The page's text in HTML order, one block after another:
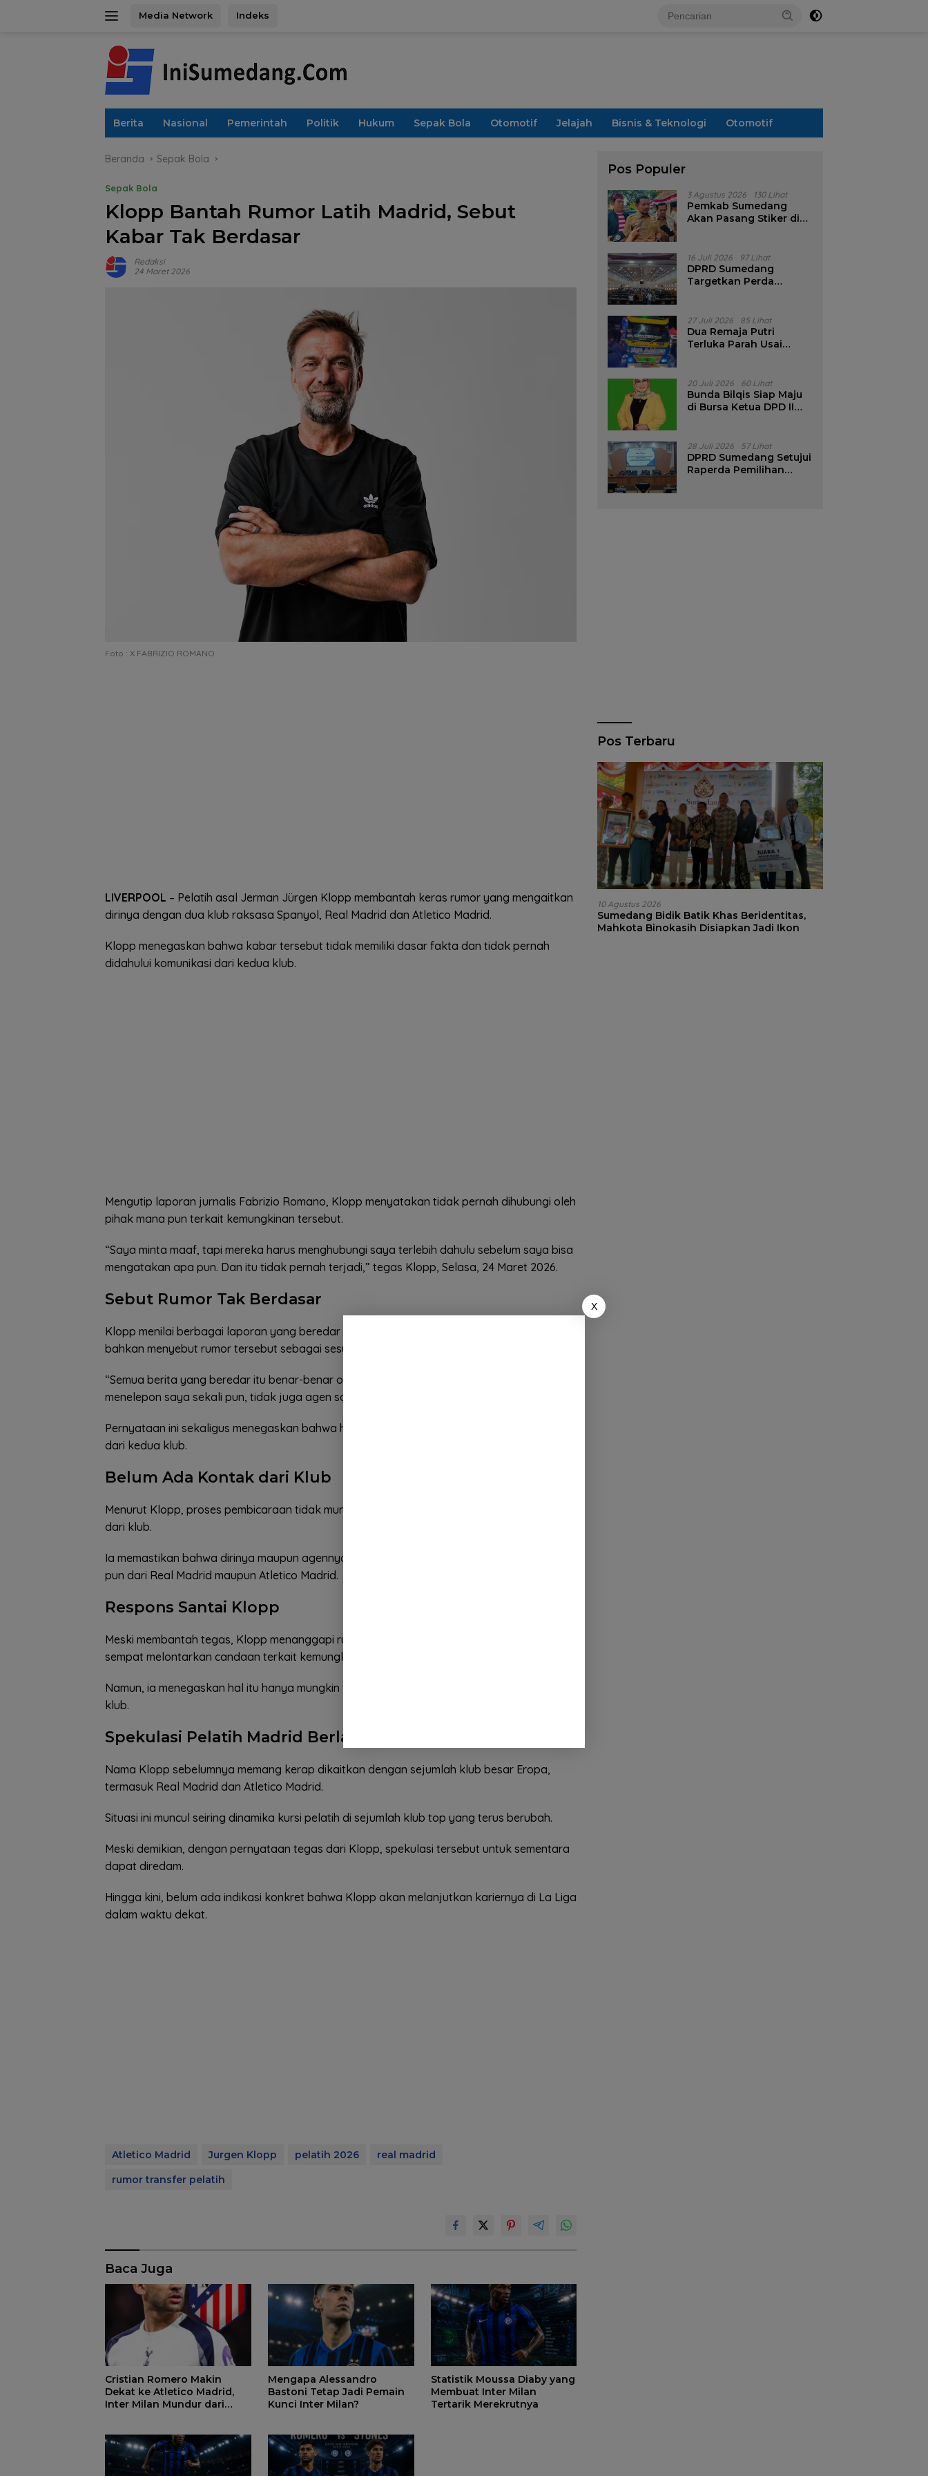
Media Network Indeks
Berita Nasional Pemerintah Politik Hukum Sepak Bola Otomotif Jelajah Bisnis & Teknologi Otomotif
Beranda Sepak Bola
Sepak Bola
Klopp Bantah Rumor Latih Madrid, Sebut
Kabar Tak Berdasar
Redaksi
24 Maret 2026
Foto : X FABRIZIO ROMANO
LIVERPOOL – Pelatih asal Jerman Jürgen Klopp membantah keras rumor yang mengaitkan
dirinya dengan dua klub raksasa Spanyol, Real Madrid dan Atletico Madrid.
Klopp menegaskan bahwa kabar tersebut tidak memiliki dasar fakta dan tidak pernah
didahului komunikasi dari kedua klub.
Mengutip laporan jurnalis Fabrizio Romano, Klopp menyatakan tidak pernah dihubungi oleh
pihak mana pun terkait kemungkinan tersebut.
“Saya minta maaf, tapi mereka harus menghubungi saya terlebih dahulu sebelum saya bisa
mengatakan apa pun. Dan itu tidak pernah terjadi,” tegas Klopp, Selasa, 24 Maret 2026.
Sebut Rumor Tak Berdasar
Klopp menilai berbagai laporan yang beredar hanya spekulasi tanpa dasar yang jelas. Ia
bahkan menyebut rumor tersebut sebagai sesuatu yang tidak masuk akal.
“Semua berita yang beredar itu benar-benar omong kosong. Mereka bahkan tidak pernah
menelepon saya sekali pun, tidak juga agen saya,” ucap Klopp.
Pernyataan ini sekaligus menegaskan bahwa hingga saat ini tidak ada pendekatan resmi
dari kedua klub.
Belum Ada Kontak dari Klub
Menurut Klopp, proses pembicaraan tidak mungkin terjadi tanpa adanya komunikasi awal
dari klub.
Ia memastikan bahwa dirinya maupun agennya tidak menerima tawaran atau sinyal apa
pun dari Real Madrid maupun Atletico Madrid.
Respons Santai Klopp
Meski membantah tegas, Klopp menanggapi rumor tersebut dengan nada santai. Ia bahkan
sempat melontarkan candaan terkait kemungkinan melatih Atletico Madrid.
Namun, ia menegaskan hal itu hanya mungkin terjadi jika ada komunikasi nyata dari pihak
klub.
Spekulasi Pelatih Madrid Berlanjut
Nama Klopp sebelumnya memang kerap dikaitkan dengan sejumlah klub besar Eropa,
termasuk Real Madrid dan Atletico Madrid.
Situasi ini muncul seiring dinamika kursi pelatih di sejumlah klub top yang terus berubah.
Meski demikian, dengan pernyataan tegas dari Klopp, spekulasi tersebut untuk sementara
dapat diredam.
Hingga kini, belum ada indikasi konkret bahwa Klopp akan melanjutkan kariernya di La Liga
dalam waktu dekat.
Atletico Madrid Jurgen Klopp pelatih 2026
real madrid
rumor transfer pelatih
Baca Juga
Cristian Romero Makin
Dekat ke Atletico Madrid,
Inter Milan Mundur dari
Mengapa Alessandro
Bastoni Tetap Jadi Pemain
Kunci Inter Milan?
Statistik Moussa Diaby yang
Membuat Inter Milan
Tertarik Merekrutnya
Pos Populer
3 Agustus 2026 130 Lihat
Pemkab Sumedang
Akan Pasang Stiker di
16 Juli 2026 97 Lihat
DPRD Sumedang
Targetkan Perda
Pencalonan Diperjelas
27 Juli 2026 85 Lihat
Dua Remaja Putri
Terluka Parah Usai
Tanjungsari Sumedang
20 Juli 2026 60 Lihat
Bunda Bilqis Siap Maju
di Bursa Ketua DPD II
28 Juli 2026 57 Lihat
DPRD Sumedang Setujui
Raperda Pemilihan
Pos Terbaru
10 Agustus 2026
Sumedang Bidik Batik Khas Beridentitas,
Mahkota Binokasih Disiapkan Jadi Ikon
X